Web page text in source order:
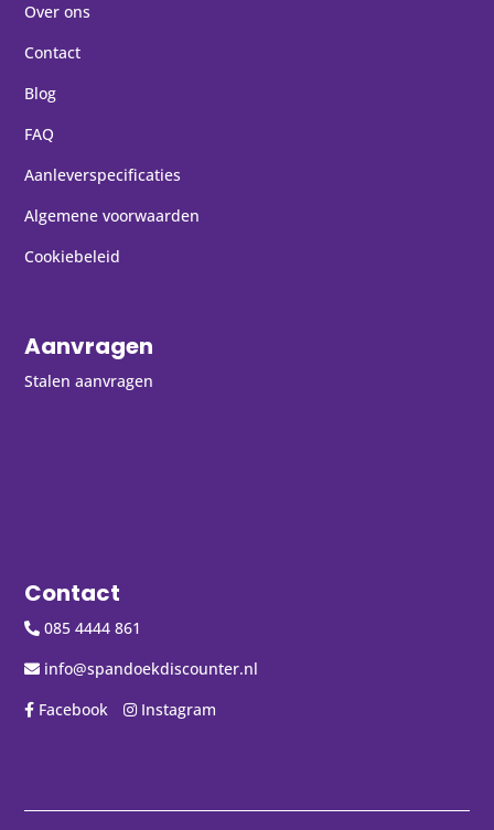
Over ons
Contact
Blog
FAQ
Aanleverspecificaties
Algemene voorwaarden
Cookiebeleid
Aanvragen
Stalen aanvragen
Contact
085 4444 861
info@spandoekdiscounter.nl
Facebook
Instagram